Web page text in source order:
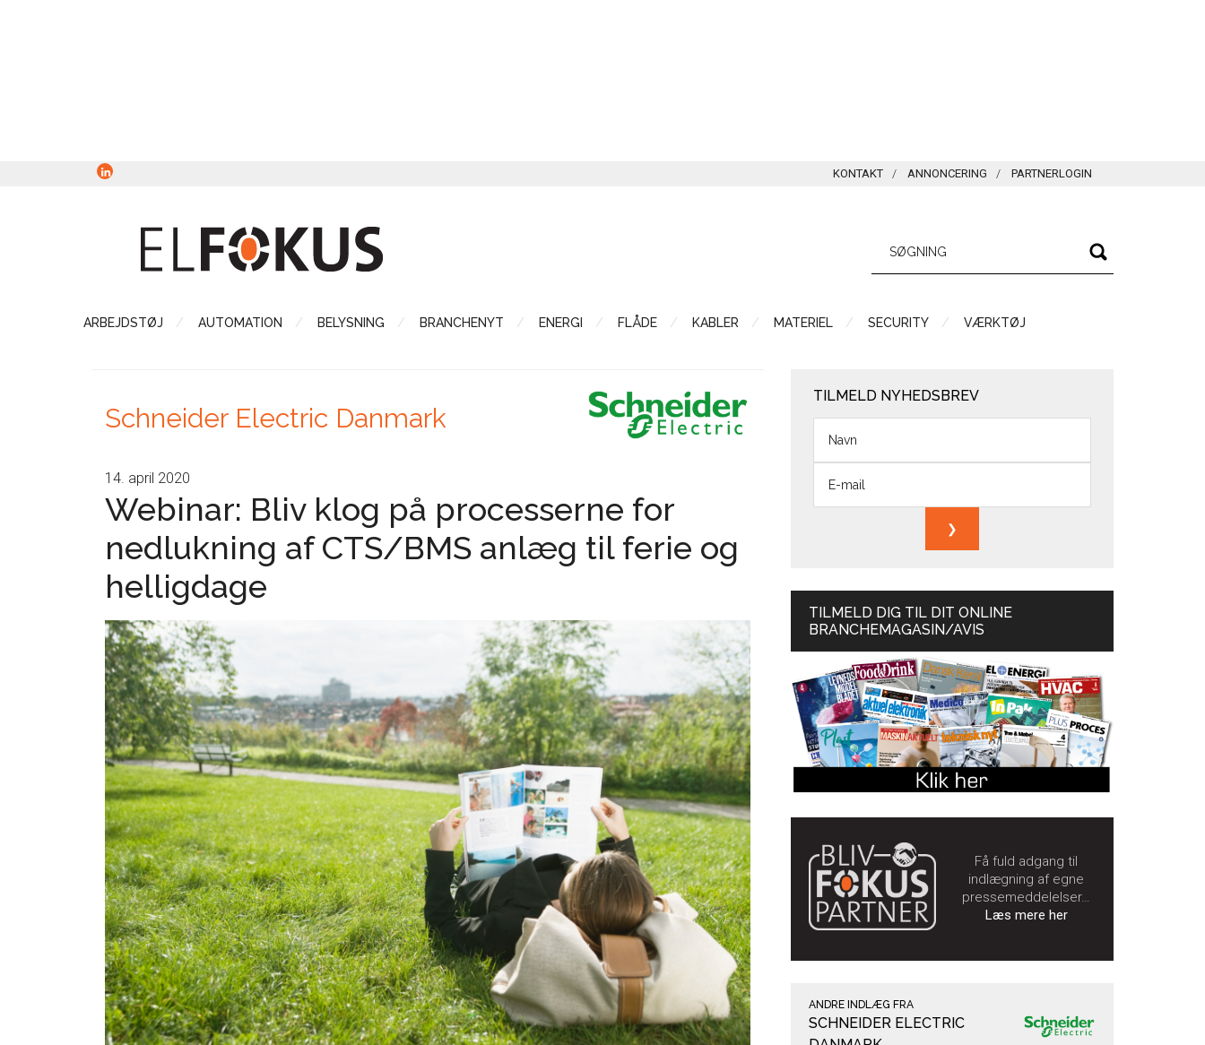
KONTAKT ANNONCERING PARTNERLOGIN
ARBEJDSTØJ AUTOMATION BELYSNING BRANCHENYT ENERGI FLÅDE KABLER MATERIEL SECURITY VÆRKTØJ
Schneider Electric Danmark
14. april 2020
Webinar: Bliv klog på processerne for
nedlukning af CTS/BMS anlæg til ferie og
helligdage
TILMELD NYHEDSBREV
TILMELD DIG TIL DIT ONLINE
BRANCHEMAGASIN/AVIS
Få fuld adgang til
indlægning af egne
pressemeddelelser…
Læs mere her
ANDRE INDLÆG FRA
SCHNEIDER ELECTRIC